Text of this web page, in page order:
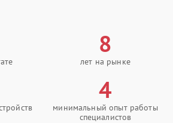
8
лет на рынке
4
минимальный опыт работы
специалистов